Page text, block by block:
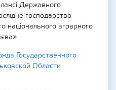
Державного
господарство
національного аграрного
Государственного
Области